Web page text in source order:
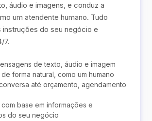
áudio e imagens, e conduz a
um atendente humano. Tudo
instruções do seu negócio e
7.
de texto, áudio e imagem
forma natural, como um humano
até orçamento, agendamento
base em informações e
do seu negócio